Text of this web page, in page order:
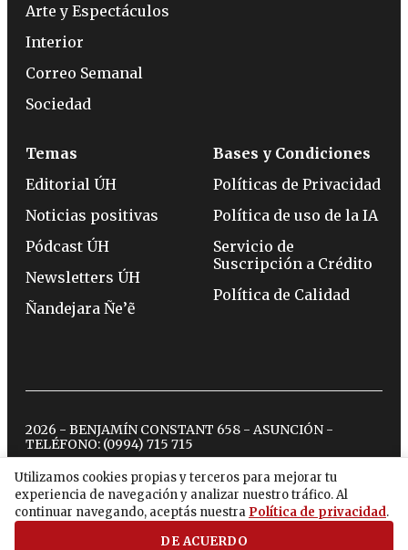
Utilizamos cookies propias y terceros para mejorar tu
experiencia de navegación y analizar nuestro tráfico. Al
continuar navegando, aceptás nuestra Política de privacidad.
DE ACUERDO
Arte y Espectáculos
Interior
Correo Semanal
Sociedad
Temas
Editorial ÚH
Noticias positivas
Pódcast ÚH
Newsletters ÚH
Ñandejara Ñe’ẽ
Bases y Condiciones
Políticas de Privacidad
Política de uso de la IA
Servicio de
Suscripción a Crédito
Política de Calidad
2026 - BENJAMÍN CONSTANT 658 - ASUNCIÓN -
TELÉFONO: (0994) 715 715
twitterinstagram
facebook
tiktokyoutubespotify